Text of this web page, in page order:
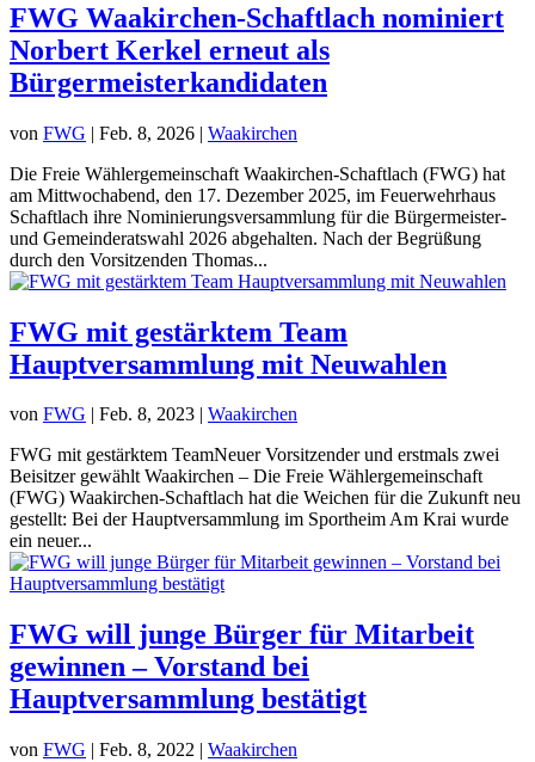
FWG Waakirchen-Schaftlach nominiert
Norbert Kerkel erneut als
Bürgermeisterkandidaten
von FWG | Feb. 8, 2026 | Waakirchen
Die Freie Wählergemeinschaft Waakirchen-Schaftlach (FWG) hat
am Mittwochabend, den 17. Dezember 2025, im Feuerwehrhaus
Schaftlach ihre Nominierungsversammlung für die Bürgermeister-
und Gemeinderatswahl 2026 abgehalten. Nach der Begrüßung
durch den Vorsitzenden Thomas...
FWG mit gestärktem Team
Hauptversammlung mit Neuwahlen
von FWG | Feb. 8, 2023 | Waakirchen
FWG mit gestärktem TeamNeuer Vorsitzender und erstmals zwei
Beisitzer gewählt Waakirchen – Die Freie Wählergemeinschaft
(FWG) Waakirchen-Schaftlach hat die Weichen für die Zukunft neu
gestellt: Bei der Hauptversammlung im Sportheim Am Krai wurde
ein neuer...
FWG will junge Bürger für Mitarbeit
gewinnen – Vorstand bei
Hauptversammlung bestätigt
von FWG | Feb. 8, 2022 | Waakirchen